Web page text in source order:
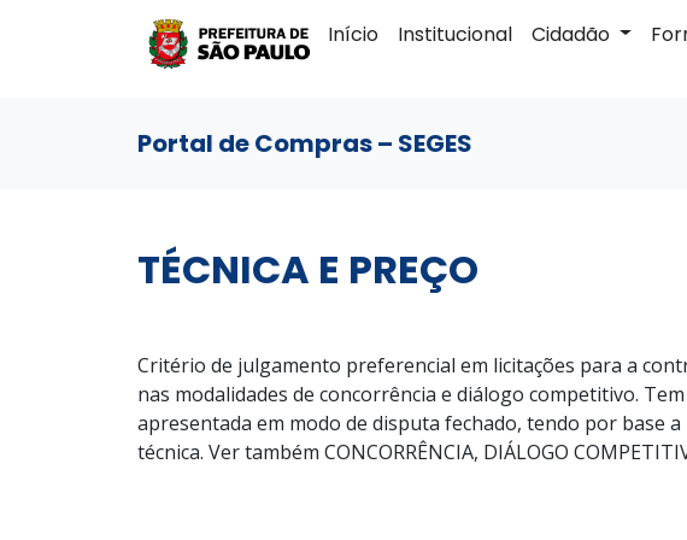
Início Institucional Cidadão
Portal de Compras – SEGES
TÉCNICA E PREÇO
Critério de julgamento preferencial em licitações para a
nas modalidades de concorrência e diálogo competitivo.
apresentada em modo de disputa fechado, tendo por base
técnica. Ver também CONCORRÊNCIA, DIÁLOGO